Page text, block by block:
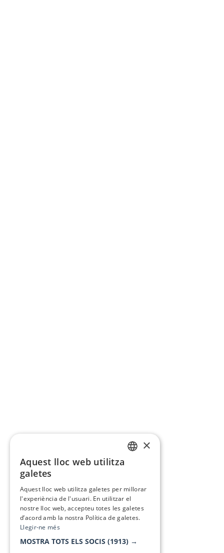
×
Aquest lloc web utilitza
galetes
Aquest lloc web utilitza galetes per millorar
l'experiència de l'usuari. En utilitzar el
nostre lloc web, accepteu totes les galetes
d’acord amb la nostra Política de galetes.
Llegir-ne més
MOSTRA TOTS ELS SOCIS (1913) →